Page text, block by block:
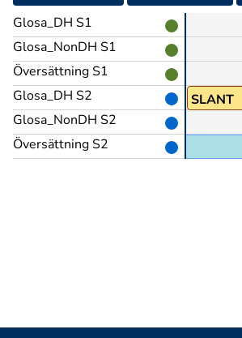
Glosa_DH S1
Glosa_NonDH S1
Översättning S1
Glosa_DH S2
Glosa_NonDH S2
Översättning S2
NÅGON SLANT